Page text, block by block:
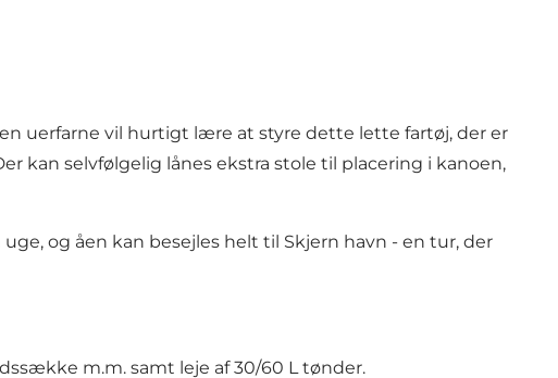
uerfarne vil hurtigt lære at styre dette lette fartøj, der er
kan selvfølgelig lånes ekstra stole til placering i kanoen,
og åen kan besejles helt til Skjern havn - en tur, der
m.m. samt leje af 30/60 L tønder.